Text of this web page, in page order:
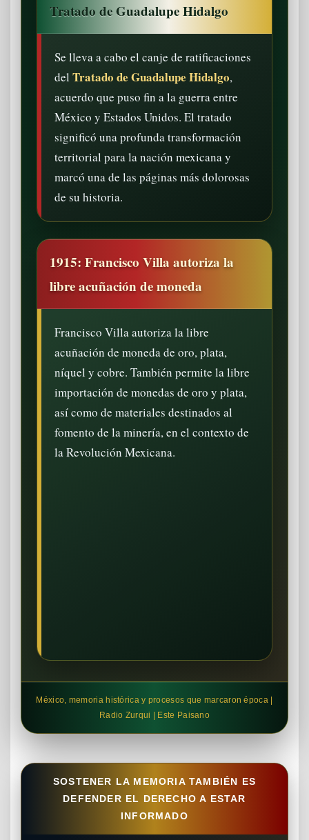
Tratado de Guadalupe Hidalgo
Se lleva a cabo el canje de ratificaciones
del Tratado de Guadalupe Hidalgo,
acuerdo que puso fin a la guerra entre
México y Estados Unidos. El tratado
significó una profunda transformación
territorial para la nación mexicana y
marcó una de las páginas más dolorosas
de su historia.
1915: Francisco Villa autoriza la
libre acuñación de moneda
Francisco Villa autoriza la libre
acuñación de moneda de oro, plata,
níquel y cobre. También permite la libre
importación de monedas de oro y plata,
así como de materiales destinados al
fomento de la minería, en el contexto de
la Revolución Mexicana.
México, memoria histórica y procesos que marcaron época |
Radio Zurqui | Este Paisano
SOSTENER LA MEMORIA TAMBIÉN ES
DEFENDER EL DERECHO A ESTAR
INFORMADO